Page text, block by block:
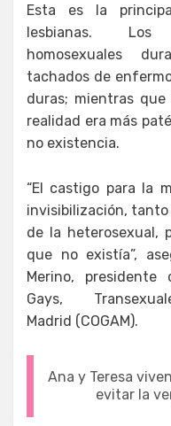
Esta es la
lesbianas. Los
homosexuales
tachados de
duras; mientras
realidad era más
no existencia.
“El castigo para la
invisibilización, tanto
de la heterosexual,
que no existía”,
Merino, presidente
Gays,
Madrid (COGAM).
Ana y Teresa
evitar la